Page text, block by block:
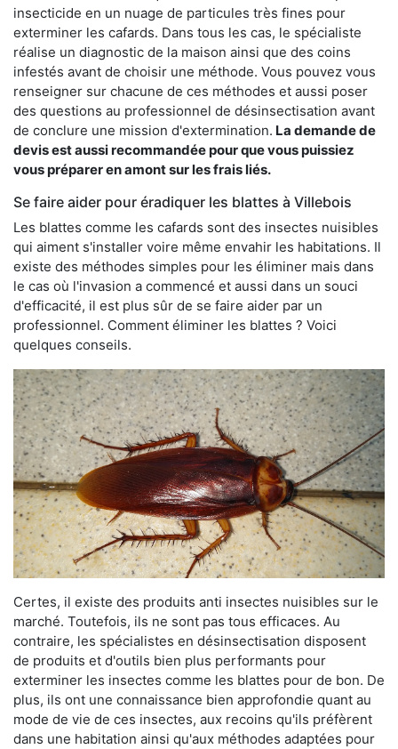
insecticide en un nuage de particules très fines pour
exterminer les cafards. Dans tous les cas, le spécialiste
réalise un diagnostic de la maison ainsi que des coins
infestés avant de choisir une méthode. Vous pouvez vous
renseigner sur chacune de ces méthodes et aussi poser
des questions au professionnel de désinsectisation avant
de conclure une mission d'extermination. La demande de
devis est aussi recommandée pour que vous puissiez
vous préparer en amont sur les frais liés.
Se faire aider pour éradiquer les blattes à Villebois
Les blattes comme les cafards sont des insectes nuisibles
qui aiment s'installer voire même envahir les habitations. Il
existe des méthodes simples pour les éliminer mais dans
le cas où l'invasion a commencé et aussi dans un souci
d'efficacité, il est plus sûr de se faire aider par un
professionnel. Comment éliminer les blattes ? Voici
quelques conseils.
Certes, il existe des produits anti insectes nuisibles sur le
marché. Toutefois, ils ne sont pas tous efficaces. Au
contraire, les spécialistes en désinsectisation disposent
de produits et d'outils bien plus performants pour
exterminer les insectes comme les blattes pour de bon. De
plus, ils ont une connaissance bien approfondie quant au
mode de vie de ces insectes, aux recoins qu'ils préfèrent
dans une habitation ainsi qu'aux méthodes adaptées pour